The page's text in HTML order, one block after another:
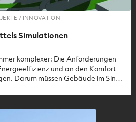
/ INNOVATION
Simulationen
komplexer: Die Anforderungen
und an den Komfort
Darum müssen Gebäude im Sinne
das geht, erfährst du hier.